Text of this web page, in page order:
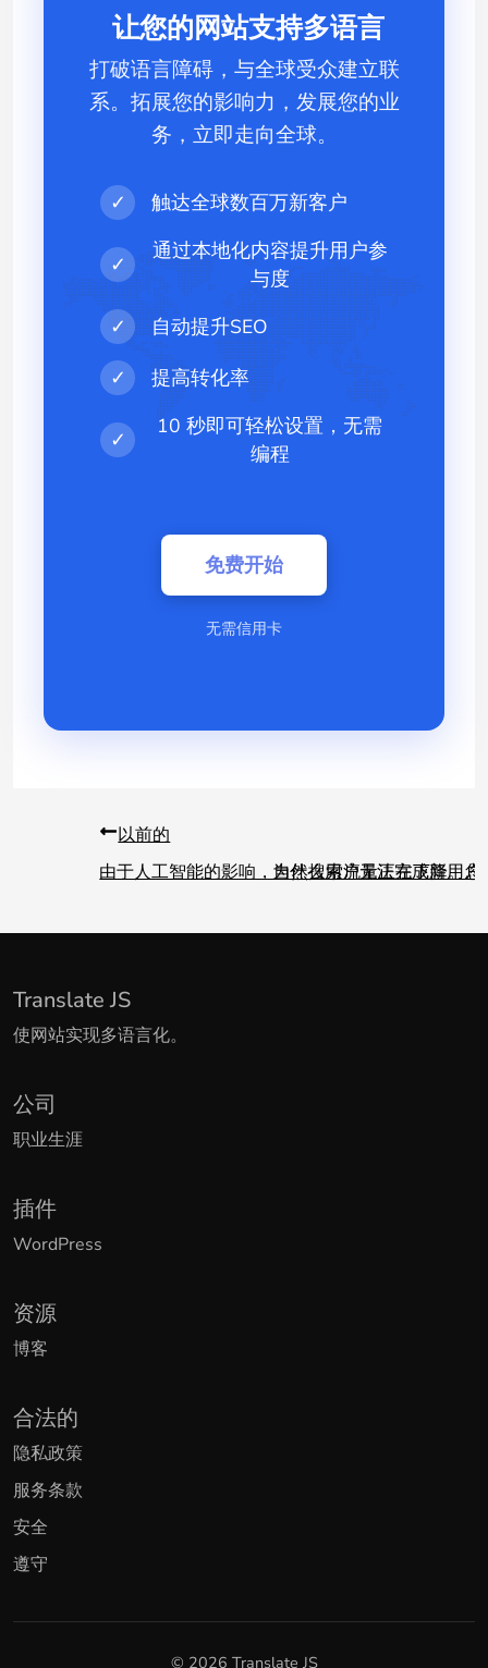
让您的网站支持多语言
打破语言障碍，与全球受众建立联
系。拓展您的影响力，发展您的业
务，立即走向全球。
✓ 触达全球数百万新客户
✓
通过本地化内容提升用户参
与度
✓
自动提升SEO
✓
提高转化率
✓
10 秒即可轻松设置，无需
编程
免费开始
无需信用卡
以前的
由于人工智能的影响，自然搜索流量正在下降。
为什么用户无法完成新用
Translate JS
使网站实现多语言化。
公司
职业生涯
插件
WordPress
资源
博客
合法的
隐私政策
服务条款
安全
遵守
© 2026 Translate JS